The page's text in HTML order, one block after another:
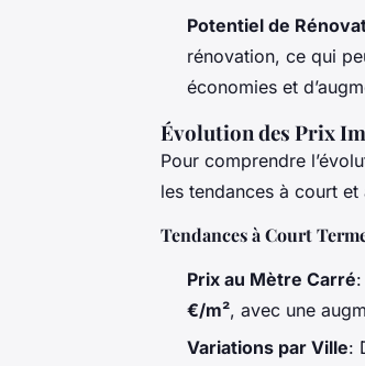
Potentiel de
rénovation, ce qui
économies et
Évolution des Prix
Pour comprendre
les tendances à court
Tendances à Court
Prix au Mètre Carré
€/m², avec une
Variations par Ville: